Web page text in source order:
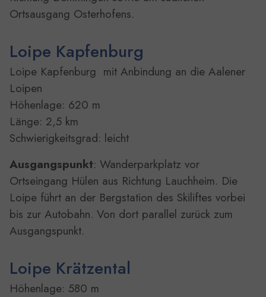
Ortsausgang Osterhofens.
Loipe Kapfenburg
Loipe Kapfenburg mit Anbindung an die Aalener
Loipen
Höhenlage: 620 m
Länge: 2,5 km
Schwierigkeitsgrad: leicht
Ausgangspunkt: Wanderparkplatz vor
Ortseingang Hülen aus Richtung Lauchheim. Die
Loipe führt an der Bergstation des Skiliftes vorbei
bis zur Autobahn. Von dort parallel zurück zum
Ausgangspunkt.
Loipe Krätzental
Höhenlage: 580 m